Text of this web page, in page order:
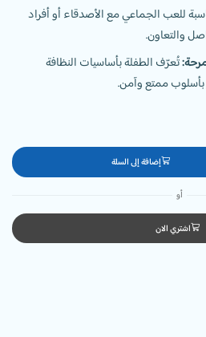
للعب الجماعي مع الأصدقاء أو أفراد
والتعاون.
تُعرّف الطفلة بأساسيات النظافة
بأسلوب ممتع وآمن.
إضافة إلى السلة
أو
اشتري الان